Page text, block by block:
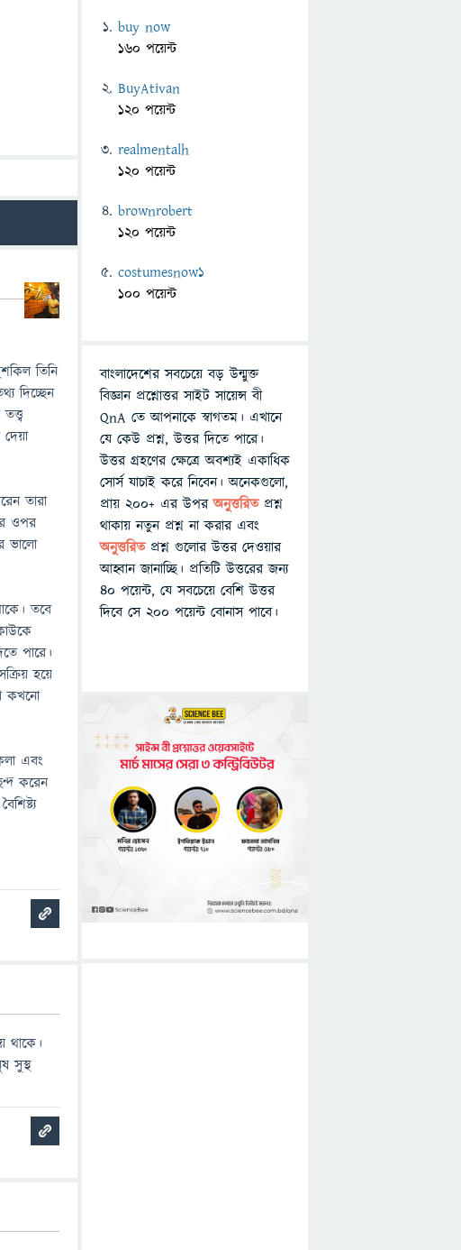
তিনি
দিচ্ছেন
তারা
ওপর
ভালো
তবে
পারে।
হয়ে
কখনো
এবং
করেন
থাকে।
সুস্থ
buy now
160 পয়েন্ট
BuyAtivan
120 পয়েন্ট
realmentalh
120 পয়েন্ট
brownrobert
120 পয়েন্ট
costumesnow1
100 পয়েন্ট
বাংলাদেশের সবচেয়ে বড় উন্মুক্ত
বিজ্ঞান প্রশ্নোত্তর সাইট সায়েন্স বী
QnA তে আপনাকে স্বাগতম। এখানে
যে কেউ প্রশ্ন, উত্তর দিতে পারে।
উত্তর গ্রহণের ক্ষেত্রে অবশ্যই একাধিক
সোর্স যাচাই করে নিবেন। অনেকগুলো,
প্রায় ২০০+ এর উপরঅনুত্তরিতপ্রশ্ন
থাকায় নতুন প্রশ্ন না করার এবং
অনুত্তরিত প্রশ্ন গুলোর উত্তর দেওয়ার
আহ্বান জানাচ্ছি। প্রতিটি উত্তরের জন্য
৪০ পয়েন্ট, যে সবচেয়ে বেশি উত্তর
দিবে সে ২০০ পয়েন্ট বোনাস পাবে।